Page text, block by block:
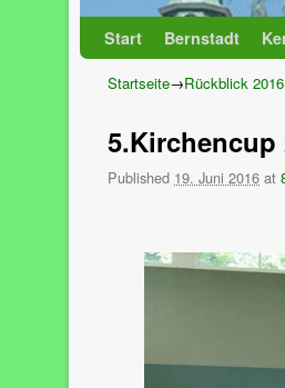
Start Bernstadt
Startseite→Rückblick 2016
5.Kirchencup
Published 19. Juni 2016 at